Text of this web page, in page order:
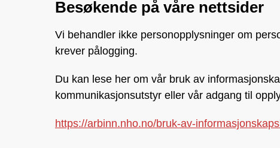
Besøkende på våre nettsider
Vi behandler ikke personopplysninger om
krever pålogging.
Du kan lese her om vår bruk av
kommunikasjonsutstyr eller vår adgang til
https://arbinn.nho.no/bruk-av-